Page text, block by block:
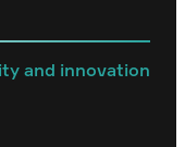
and innovation